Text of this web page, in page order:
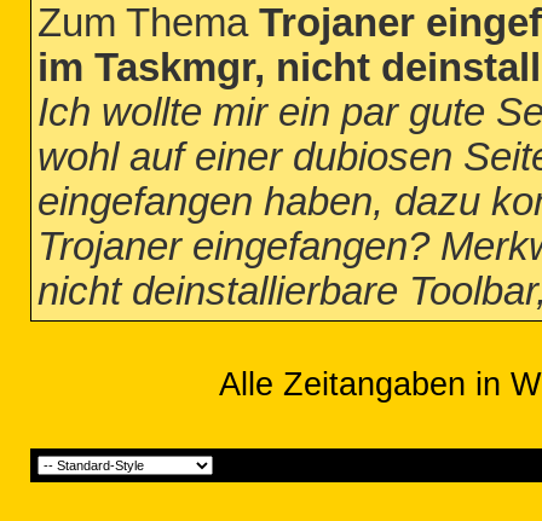
Zum Thema Trojaner
im Taskmgr, nicht
Ich wollte mir ein par gute
wohl auf einer dubiosen
eingefangen haben, dazu
Trojaner eingefangen?
nicht deinstallierbare
Alle Zeitangaben in